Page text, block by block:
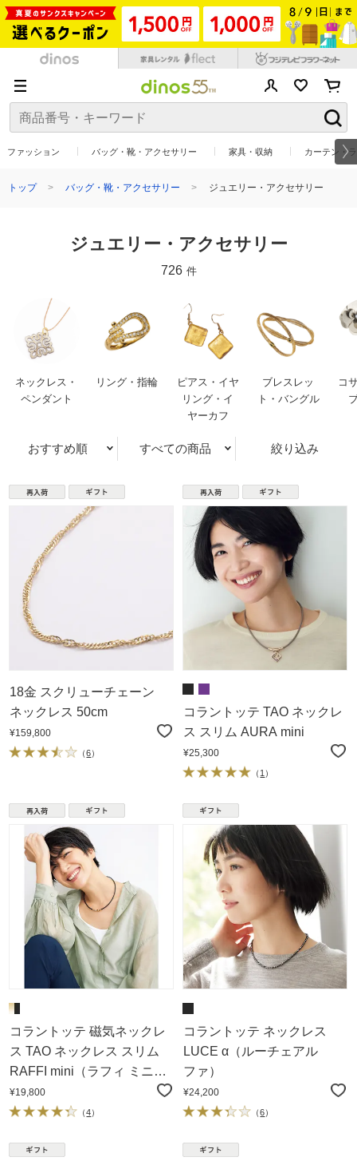
ファッション バッグ・靴・アクセサリー 家具・収納 カーテン・
トップ バッグ・靴・アクセサリー ジュエリー・アクセサリー
ジュエリー・アクセサリー
726 件
ネックレス・
ペンダント
リング・指輪
ピアス・イヤ
リング・イ
ヤーカフ
ブレスレッ
ト・バングル
コ
おすすめ順 すべての商品 絞り込み
18金 スクリューチェーン
ネックレス 50cm
¥159,800
（6）
コラントッテ TAO ネックレ
ス スリム AURA mini
¥25,300
（ 1 ）
コラントッテ 磁気ネックレ
ス TAO ネックレス スリム
RAFFI mini（ラフィ ミニ）
シャンパンゴールド
¥19,800
（4）
コラントッテ ネックレス
LUCE α（ルーチェアル
ファ）
¥24,200
（6）